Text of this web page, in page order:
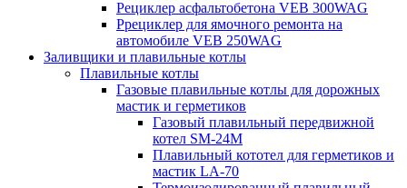
Рециклер асфальтобетона VEB 300WAG
Ррециклер для ямочного ремонта на
автомобиле VEB 250WAG
Заливщики и плавильные котлы
Плавильные котлы
Газовые плавильные котлы для дорожных
мастик и герметиков
Газовый плавильный передвижной
котел SM-24M
Плавильный кототел для герметиков и
мастик LA-70